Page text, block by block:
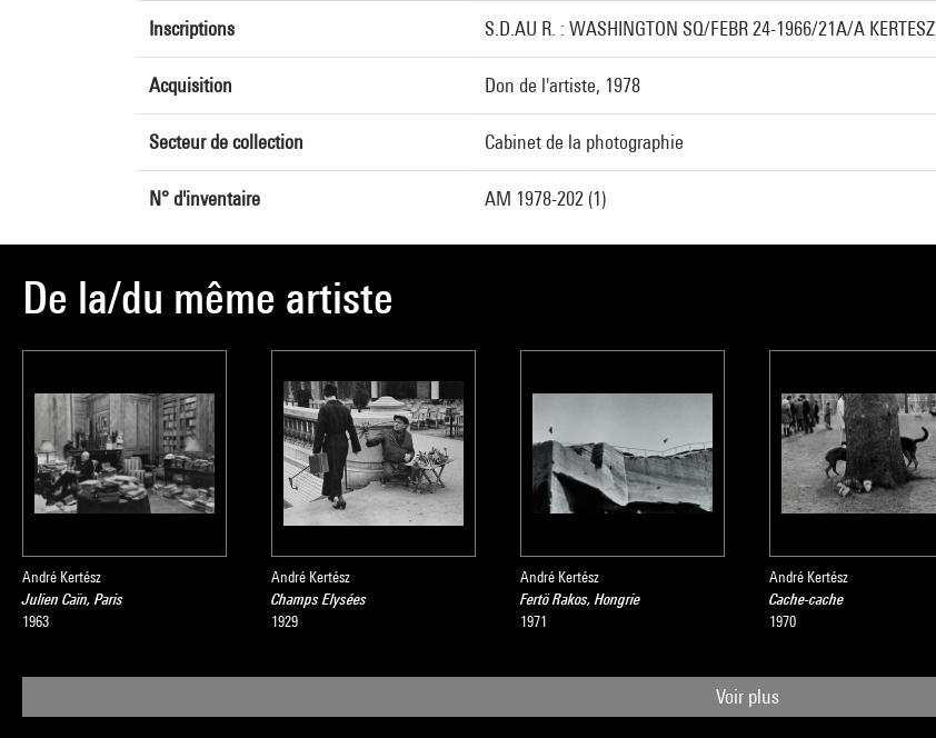
Inscriptions S.D.AU R. : WASHINGTON SQ/FEBR 24-1966/21A/A KERTESZ
Acquisition Don de l'artiste, 1978
Secteur de collection Cabinet de la photographie
N° d'inventaire AM 1978-202 (1)
De la/du même artiste
André Kertész
Julien Caïn, Paris
1963
André Kertész
Champs Elysées
1929
André Kertész
Fertö Rakos, Hongrie
1971
André Kertész
Cache-cache
1970
Voir plus